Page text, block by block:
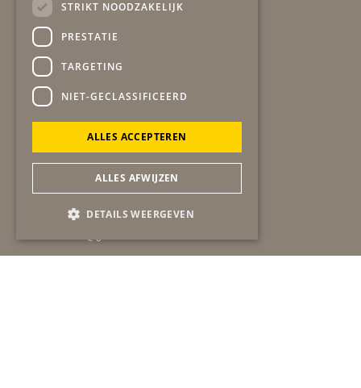
Secretariaatgob
6137 EA SITTARD
secretariaat@gob-online.nl
Algemeen contact
06-51724483
STRIKT NOODZAKELIJK
PRESTATIE
TARGETING
NIET-GECLASSIFICEERD
ALLES ACCEPTEREN
ALLES AFWIJZEN
DETAILS WEERGEVEN